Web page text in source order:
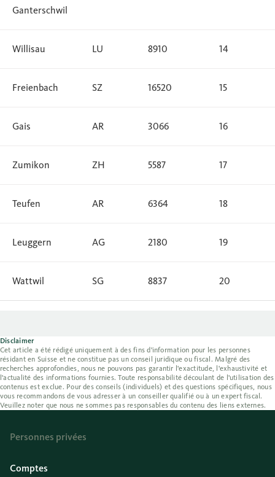
Ganterschwil
Willisau LU 8910 14
Freienbach SZ 16520 15
Gais AR 3066 16
Zumikon ZH 5587 17
Teufen AR 6364 18
Leuggern AG 2180 19
Wattwil SG 8837 20
Disclaimer
Cet article a été rédigé uniquement à des fins d'information pour les personnes
résidant en Suisse et ne constitue pas un conseil juridique ou fiscal. Malgré des
recherches approfondies, nous ne pouvons pas garantir l'exactitude, l'exhaustivité et
l'actualité des informations fournies. Toute responsabilité découlant de l'utilisation des
contenus est exclue. Pour des conseils (individuels) et des questions spécifiques, nous
vous recommandons de vous adresser à un conseiller qualifié ou à un expert fiscal.
Veuillez noter que nous ne sommes pas responsables du contenu des liens externes.
Personnes privées
Comptes